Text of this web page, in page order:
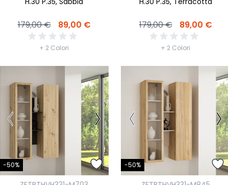
179,00 € 89,00 €
+ 2 Colori
179,00 € 89,00 €
+ 2 Colori
-50% -50%